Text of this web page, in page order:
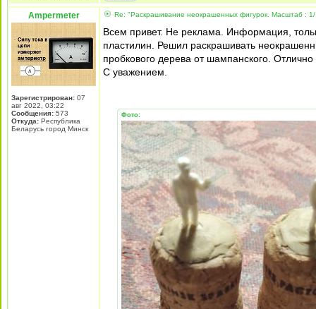
Ampermeter
Зарегистрирован: 07
авг 2022, 03:22
Сообщения: 573
Откуда: Республика
Беларусь город Минск
Re: "Раскрашивание неокрашенных фигурок. Масштаб :
Всем привет. Не реклама. Информация,
пластилин. Решил раскрашивать
пробкового дерева от шампанского.
С уважением.
Фото: